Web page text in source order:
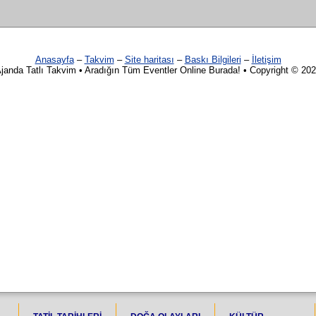
Anasayfa– Takvim – Site haritası – Baskı Bilgileri –
İletişim
Tatlı Takvim • Aradığın Tüm Eventler Online Burada! • Copyright ©